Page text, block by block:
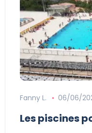
Fanny L. 06/06/
Les piscines